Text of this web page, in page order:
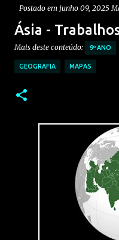
Postagem em destaque
Postado em junho 09, 2025
CONTEÚDO: PRIMEIRO
PROVAS DE HISTÓRIA MÉDIO
Ásia -
Mais deste conteúdo: 9º ANO
GEOGRAFIA MAPAS